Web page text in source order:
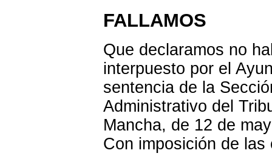
FALLAMOS
Que declaramos no
interpuesto por el
sentencia de la
Administrativo del
Mancha, de 12 de
Con imposición de